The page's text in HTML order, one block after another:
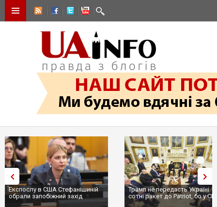
Експослу в США Стефанішиній
обрали запобіжний захід
Трамп не передасть Україні
сотні ракет до Patriot, бо у
...